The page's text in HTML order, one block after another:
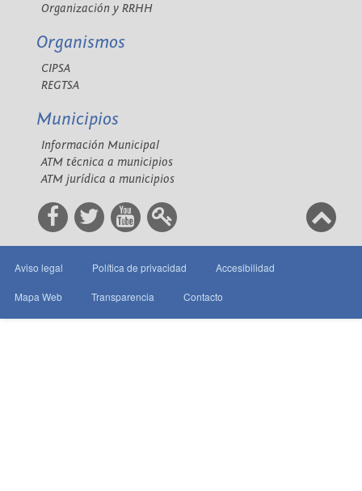
Organización y RRHH
Organismos
CIPSA
REGTSA
Municipios
Información Municipal
ATM técnica a municipios
ATM jurídica a municipios
Aviso legal Política de privacidad Accesibilidad
Mapa Web Transparencia Contacto